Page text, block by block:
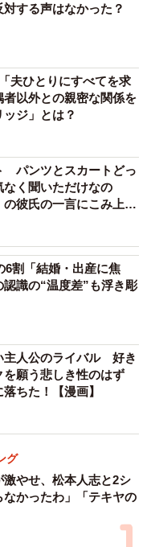
）と続いた一方
うです。
4/8
）
ィフ・50代男性』の
でいたとします。ア
ったとしたら、決め
か」と聞いたとこ
包容力」（40%）で
）、「収入や資産」
）、「仕事やステー
視していることがうか
する声はなかった？
夫ひとりにすべてを求
以外との親密な関係を
ジ」とは？
パンツとスカートどっ
く聞いただけなの
彼氏の一言にこみ上げ
6割「結婚・出産に焦
識の“温度差”も浮き彫
主人公のライバル 好き
願う悲しき性のはず
ちた！【漫画】
グ
激やせ、松本人志と2シ
なかったわ」「テキヤの